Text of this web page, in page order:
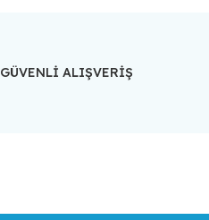
GÜVENLİ ALIŞVERİŞ